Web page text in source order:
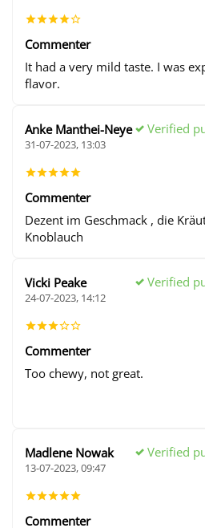
Commenter
It had a very mild taste. I was
flavor.
Anke Manthei-Neye Verified
31-07-2023, 13:03
Commenter
Dezent im Geschmack , die
Knoblauch
Vicki Peake Verified
24-07-2023, 14:12
Commenter
Too chewy, not great.
Madlene Nowak Verified
13-07-2023, 09:47
Commenter